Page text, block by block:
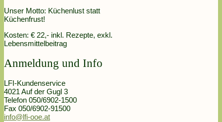
Unser Motto: Küchenlust statt
Küchenfrust!
Kosten: € 22,- inkl. Rezepte, exkl.
Lebensmittelbeitrag
Anmeldung und Info
LFI-Kundenservice
4021 Auf der Gugl 3
Telefon 050/6902-1500
Fax 050/6902-91500
info@lfi-ooe.at